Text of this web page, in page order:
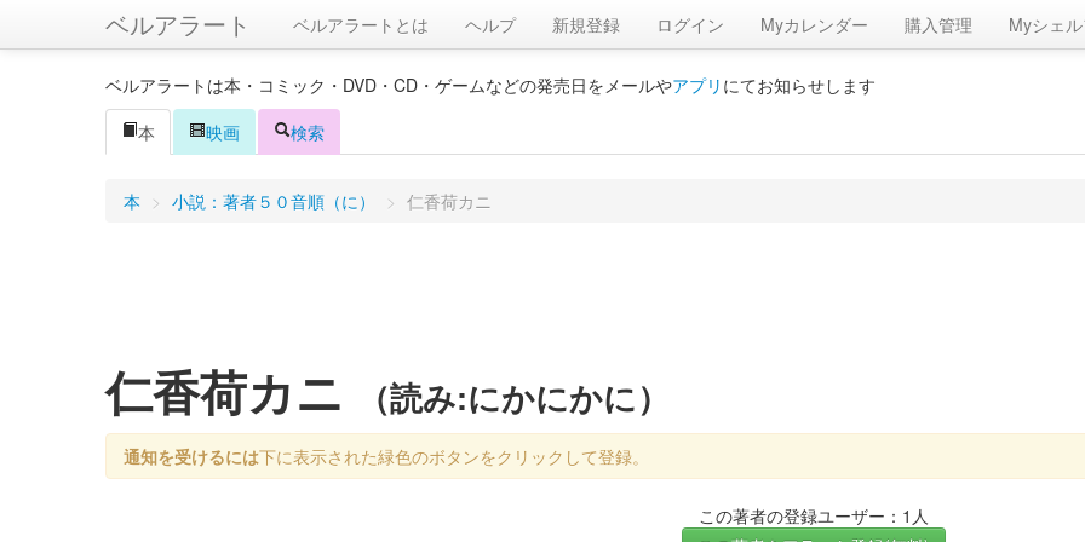
ベルアラート ベルアラートとは ヘルプ 新規登録 ログイン Myカレンダー 購入管理 Myシェル
ベルアラートは本・コミック・DVD・CD・ゲームなどの発売日をメールやアプリ にてお知らせします
本
映画 検索
本 > 小説：著者５０音順（に） > 仁香荷カニ
仁香荷カニ （読み:にかにかに）
通知を受けるには下に表示された緑色のボタンをクリックして登録。
この著者の登録ユーザー：1人